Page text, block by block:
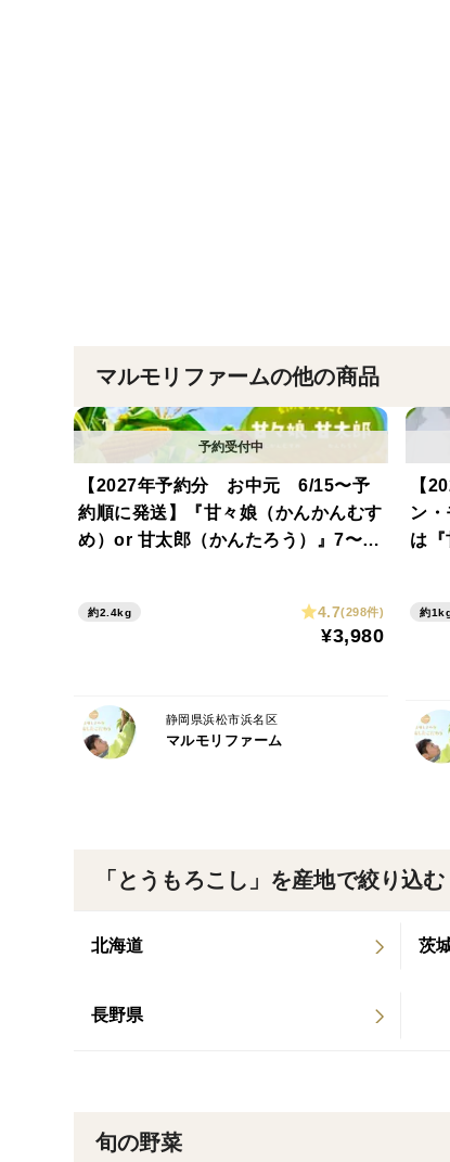
「とうもろこし」を産地で絞り込む
北海道 茨
長野県
旬の野菜
マルモリファームの他の商品
【2027年予約分 お中元 6/15〜予
約順に発送】『甘々娘（かんかんむす
め）or 甘太郎（かんたろう）』7〜9
シを！
約2.4kg 4.7(298件)
¥3,980
静岡県浜松市浜名区
マルモリファーム
【
ン
は『
を！
約